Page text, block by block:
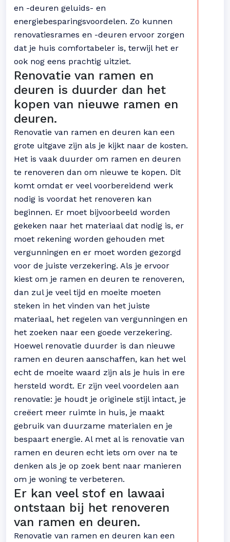
en -deuren geluids- en
energiebesparingsvoordelen. Zo kunnen
renovatiesrames en -deuren ervoor zorgen
dat je huis comfortabeler is, terwijl het er
ook nog eens prachtig uitziet.
Renovatie van ramen en
deuren is duurder dan het
kopen van nieuwe ramen en
deuren.
Renovatie van ramen en deuren kan een
grote uitgave zijn als je kijkt naar de kosten.
Het is vaak duurder om ramen en deuren
te renoveren dan om nieuwe te kopen. Dit
komt omdat er veel voorbereidend werk
nodig is voordat het renoveren kan
beginnen. Er moet bijvoorbeeld worden
gekeken naar het materiaal dat nodig is, er
moet rekening worden gehouden met
vergunningen en er moet worden gezorgd
voor de juiste verzekering. Als je ervoor
kiest om je ramen en deuren te renoveren,
dan zul je veel tijd en moeite moeten
steken in het vinden van het juiste
materiaal, het regelen van vergunningen en
het zoeken naar een goede verzekering.
Hoewel renovatie duurder is dan nieuwe
ramen en deuren aanschaffen, kan het wel
echt de moeite waard zijn als je huis in ere
hersteld wordt. Er zijn veel voordelen aan
renovatie: je houdt je originele stijl intact, je
creëert meer ruimte in huis, je maakt
gebruik van duurzame materialen en je
bespaart energie. Al met al is renovatie van
ramen en deuren echt iets om over na te
denken als je op zoek bent naar manieren
om je woning te verbeteren.
Er kan veel stof en lawaai
ontstaan bij het renoveren
van ramen en deuren.
Renovatie van ramen en deuren kan een